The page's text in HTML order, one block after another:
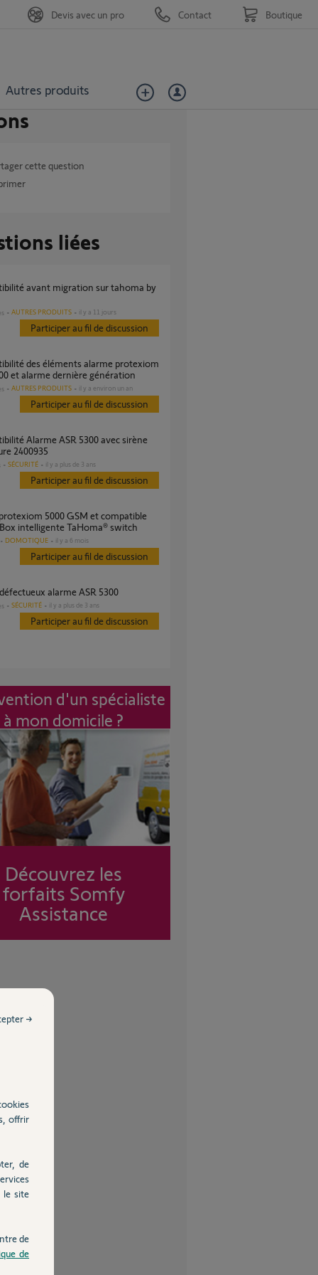
Autres produits
Devis avec un pro Contact Boutique
cette question
liées
AUTRES PRODUITS il y a 11 jours
Participer au fil de discussion
et alarme dernière génération
AUTRES PRODUITS il y a environ un an
Participer au fil de discussion
2400935
SÉCURITÉ il y a plus de 3 ans
Participer au fil de discussion
intelligente TaHoma® switch
DOMOTIQUE il y a 6 mois
Participer au fil de discussion
défectueux alarme ASR 5300
SÉCURITÉ il y a plus de 3 ans
Participer au fil de discussion
d'un spécialiste
à mon domicile ?
Découvrez les
forfaits Somfy
Assistance
offrir
de
le site
de
de
→